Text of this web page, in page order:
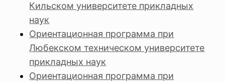
Кильском университете прикладных
наук
Ориентационная программа при
Любекском техническом университете
прикладных наук
Ориентационная программа при